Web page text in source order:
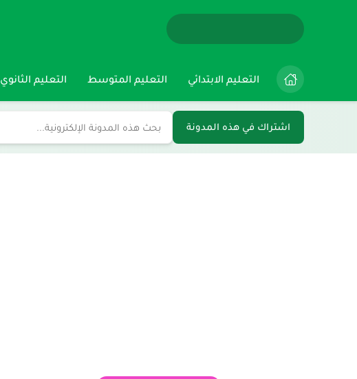
التعليم الابتدائي التعليم المتوسط التعليم الثانوي
اشتراك في هذه المدونة